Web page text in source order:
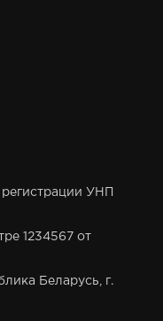
УНП
1234567 от
Беларусь, г.